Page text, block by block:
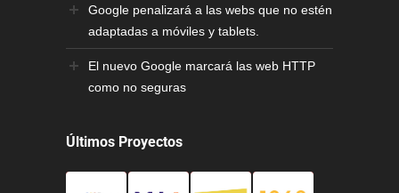
Google penalizará a las webs que no estén
adaptadas a móviles y tablets.
El nuevo Google marcará las web HTTP
como no seguras
Últimos Proyectos